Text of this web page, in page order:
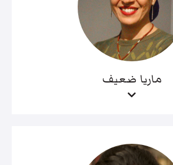
ماريا ضعيف